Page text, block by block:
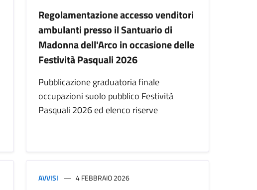
Regolamentazione accesso venditori
ambulanti presso il Santuario di
Madonna dell'Arco in occasione delle
Festività Pasquali 2026
Pubblicazione graduatoria finale
occupazioni suolo pubblico Festività
Pasquali 2026 ed elenco riserve
AVVISI 4 FEBBRAIO 2026